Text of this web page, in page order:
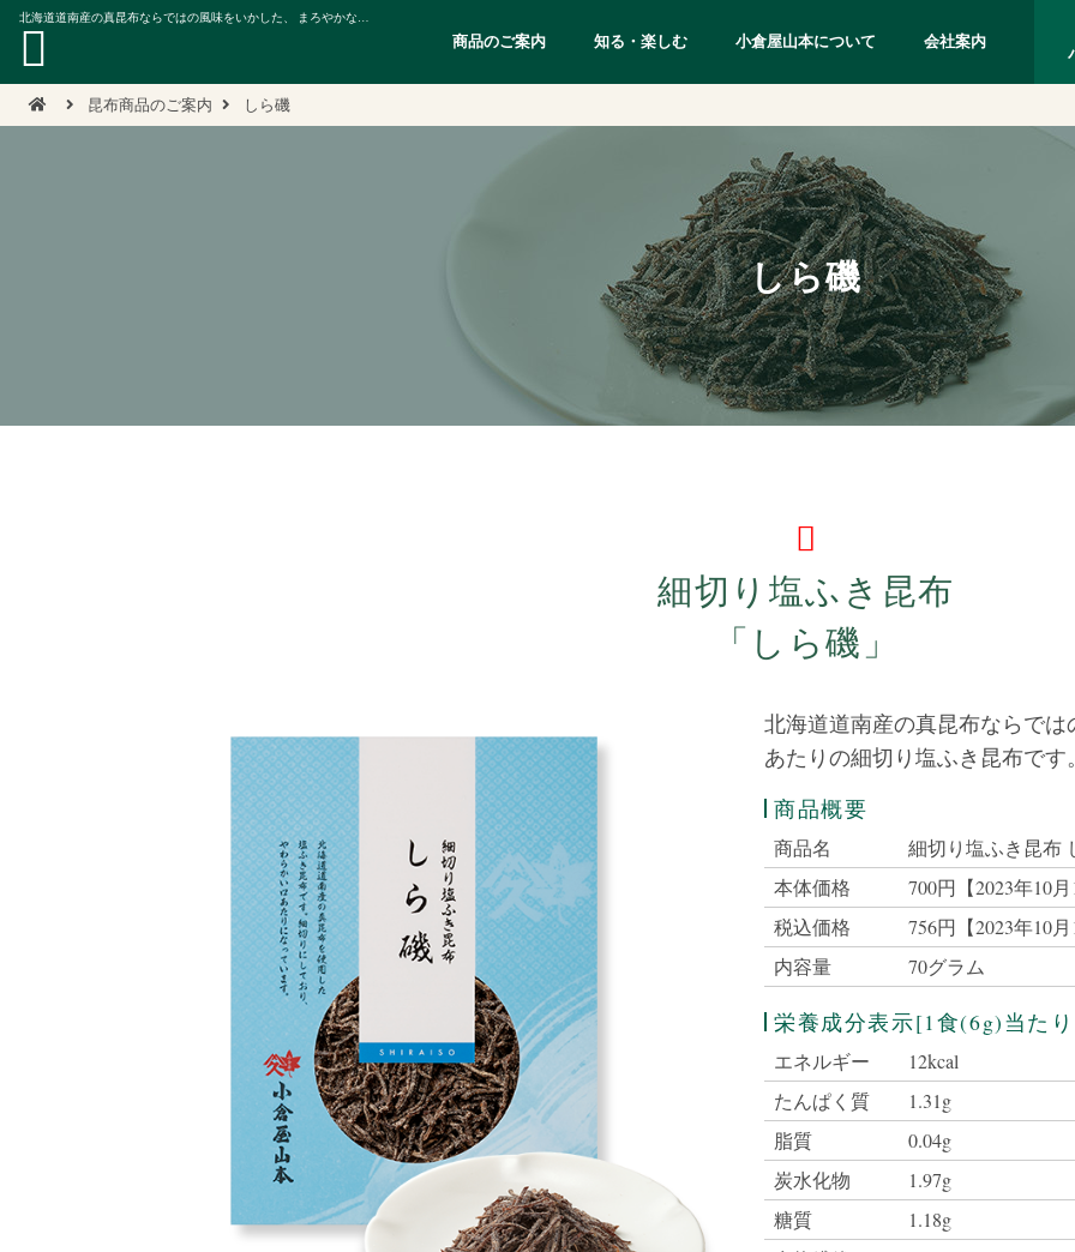
北海道道南産の真昆布ならではの風味をいかした、 まろやかな口あたりの細切り塩ふき昆布
商品のご案内 知る・楽しむ 小倉屋山本について 会社案内
昆布商品のご案内 しら磯
しら磯
細切り塩ふき昆布
「しら磯」
北海道道南産の真昆布ならで
あたりの細切り塩ふき昆布です
商品概要
商品名
細切り塩ふき昆布
本体価格
700円【2023年10
税込価格
756円【2023年10
内容量
70グラム
栄養成分表示[1食(6g)当た
エネルギー
12kcal
たんぱく質
1.31g
脂質
0.04g
炭水化物
1.97g
糖質
1.18g